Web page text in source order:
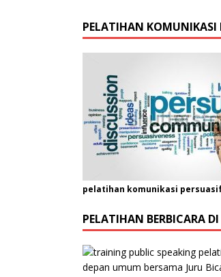
PELATIHAN KOMUNIKASI
pelatihan komunikasi
PELATIHAN BERBICARA